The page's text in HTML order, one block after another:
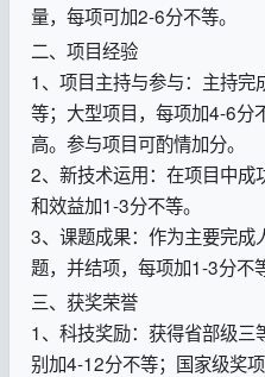
量，每项可加2-6分不等。
二、项目经验
1、项目主持与参与：主持
等；大型项目，每项加4-6分
高。参与项目可酌情加分。
2、新技术运用：在项目中成
和效益加1-3分不等。
3、课题成果：作为主要完成
题，并结项，每项加1-3分不
三、获奖荣誉
1、科技奖励：获得省部级
别加4-12分不等；国家级奖项